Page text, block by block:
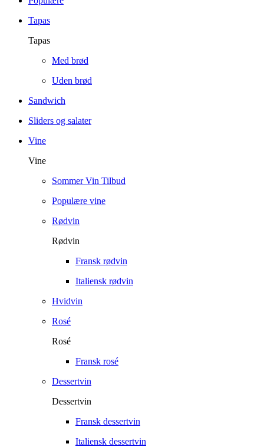
Tapas
Tapas
Med brød
Uden brød
Sandwich
Sliders og salater
Vine
Vine
Sommer Vin Tilbud
Populære vine
Rødvin
Rødvin
Fransk rødvin
Italiensk rødvin
Hvidvin
Rosé
Rosé
Fransk rosé
Dessertvin
Dessertvin
Fransk dessertvin
Italiensk dessertvin